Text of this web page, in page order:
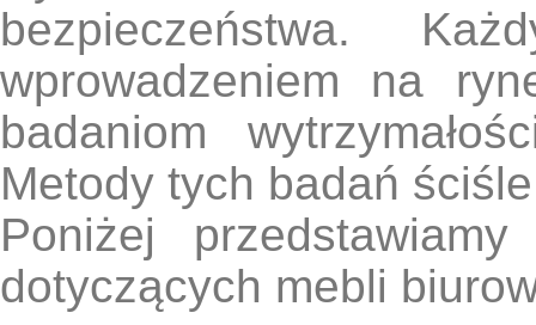
bezpieczeństwa.
wprowadzeniem na
badaniom
Metody tych badań
Poniżej
dotyczących mebli